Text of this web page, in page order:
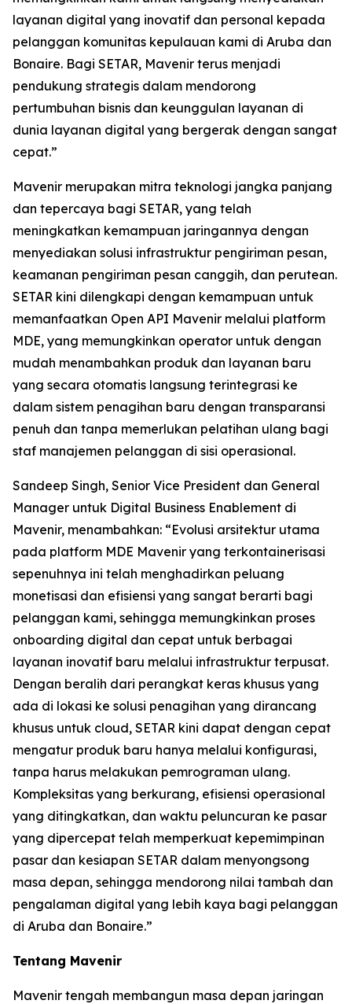
layanan digital yang inovatif dan personal kepada
pelanggan komunitas kepulauan kami di Aruba dan
Bonaire. Bagi SETAR, Mavenir terus menjadi
pendukung strategis dalam mendorong
pertumbuhan bisnis dan keunggulan layanan di
dunia layanan digital yang bergerak dengan sangat
cepat.”
Mavenir merupakan mitra teknologi jangka panjang
dan tepercaya bagi SETAR, yang telah
meningkatkan kemampuan jaringannya dengan
menyediakan solusi infrastruktur pengiriman pesan,
keamanan pengiriman pesan canggih, dan perutean.
SETAR kini dilengkapi dengan kemampuan untuk
memanfaatkan Open API Mavenir melalui platform
MDE, yang memungkinkan operator untuk dengan
mudah menambahkan produk dan layanan baru
yang secara otomatis langsung terintegrasi ke
dalam sistem penagihan baru dengan transparansi
penuh dan tanpa memerlukan pelatihan ulang bagi
staf manajemen pelanggan di sisi operasional.
Sandeep Singh, Senior Vice President dan General
Manager untuk Digital Business Enablement di
Mavenir, menambahkan: “Evolusi arsitektur utama
pada platform MDE Mavenir yang terkontainerisasi
sepenuhnya ini telah menghadirkan peluang
monetisasi dan efisiensi yang sangat berarti bagi
pelanggan kami, sehingga memungkinkan proses
onboarding digital dan cepat untuk berbagai
layanan inovatif baru melalui infrastruktur terpusat.
Dengan beralih dari perangkat keras khusus yang
ada di lokasi ke solusi penagihan yang dirancang
khusus untuk cloud, SETAR kini dapat dengan cepat
mengatur produk baru hanya melalui konfigurasi,
tanpa harus melakukan pemrograman ulang.
Kompleksitas yang berkurang, efisiensi operasional
yang ditingkatkan, dan waktu peluncuran ke pasar
yang dipercepat telah memperkuat kepemimpinan
pasar dan kesiapan SETAR dalam menyongsong
masa depan, sehingga mendorong nilai tambah dan
pengalaman digital yang lebih kaya bagi pelanggan
di Aruba dan Bonaire.”
Tentang Mavenir
Mavenir tengah membangun masa depan jaringan